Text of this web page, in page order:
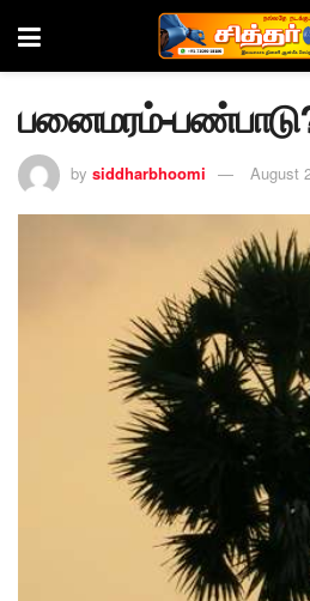
பனைமரம்-
by siddharbhoomi August